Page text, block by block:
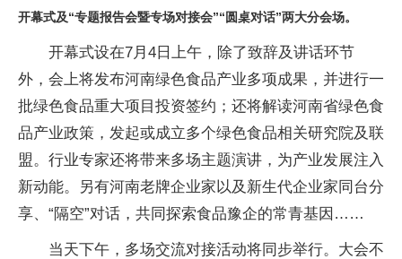
开幕式及“专题报告会暨专场对接会”“圆桌对话”两大分会场。
开幕式设在7月4日上午，除了致辞及讲话环节
外，会上将发布河南绿色食品产业多项成果，并进行一
批绿色食品重大项目投资签约；还将解读河南省绿色食
品产业政策，发起或成立多个绿色食品相关研究院及联
盟。行业专家还将带来多场主题演讲，为产业发展注入
新动能。另有河南老牌企业家以及新生代企业家同台分
享、“隔空”对话，共同探索食品豫企的常青基因……
当天下午，多场交流对接活动将同步举行。大会不